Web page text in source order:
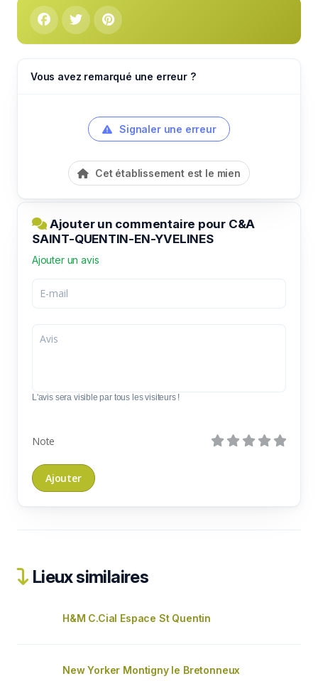
Vous avez remarqué une erreur ?
Signaler une erreur
Cet établissement est le mien
Ajouter un commentaire pour C&A
SAINT-QUENTIN-EN-YVELINES
Ajouter un avis
L'avis sera visible par tous les visiteurs !
Note
Lieux similaires
H&M C.Cial Espace St Quentin
New Yorker Montigny le Bretonneux